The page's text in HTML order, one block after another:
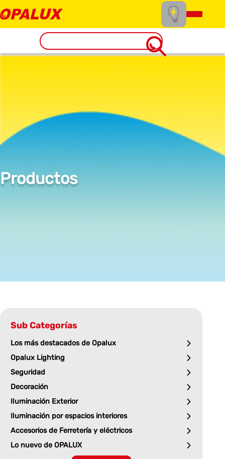
Productos
Sub Categorías
Los más destacados de Opalux
Opalux Lighting
Seguridad
Decoración
Iluminación Exterior
Iluminación por espacios interiores
Accesorios de Ferretería y eléctricos
Lo nuevo de OPALUX